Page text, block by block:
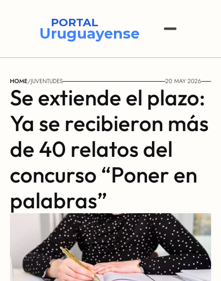
PORTAL
Uruguayense
HOME/JUVENTUDES 20 MAY 2026
Se extiende el plazo:
Ya se recibieron más
de 40 relatos del
concurso “Poner en
palabras”